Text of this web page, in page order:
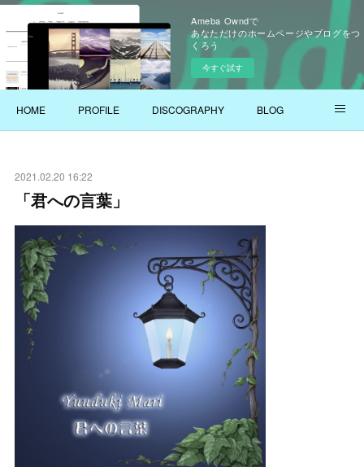
Ameba Owndで
あなただけのホームページやブログをつ
くろう
今すぐ試す
HOME PROFILE DISCOGRAPHY BLOG
2021.02.20 16:22
「君への言葉」